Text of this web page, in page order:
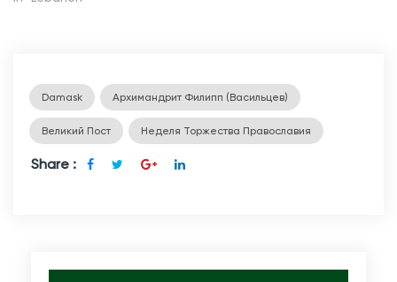
Damask Архимандрит Филипп (Васильцев)
Великий Пост Неделя Торжества Православия
Share :